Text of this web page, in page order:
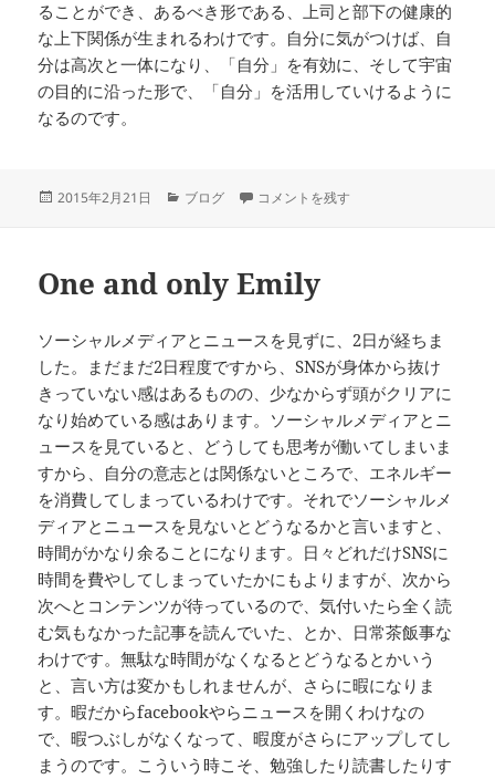
ることができ、あるべき形である、上司と部下の健康的
な上下関係が生まれるわけです。自分に気がつけば、自
分は高次と一体になり、「自分」を有効に、そして宇宙
の目的に沿った形で、「自分」を活用していけるように
なるのです。
投
2015年2月21日
カ
ー
ブログ 支配人 に
コメントを残す
One and only Emily
ソーシャルメディアとニュースを見ずに、2日が経ちま
した。まだまだ2日程度ですから、SNSが身体から抜け
きっていない感はあるものの、少なからず頭がクリアに
なり始めている感はあります。ソーシャルメディアとニ
ュースを見ていると、どうしても思考が働いてしまいま
すから、自分の意志とは関係ないところで、エネルギー
を消費してしまっているわけです。それでソーシャルメ
ディアとニュースを見ないとどうなるかと言いますと、
時間がかなり余ることになります。日々どれだけSNSに
時間を費やしてしまっていたかにもよりますが、次から
次へとコンテンツが待っているので、気付いたら全く読
む気もなかった記事を読んでいた、とか、日常茶飯事な
わけです。無駄な時間がなくなるとどうなるとかいう
と、言い方は変かもしれませんが、さらに暇になりま
す。暇だからfacebookやらニュースを開くわけなの
で、暇つぶしがなくなって、暇度がさらにアップしてし
まうのです。こういう時こそ、勉強したり読書したりす